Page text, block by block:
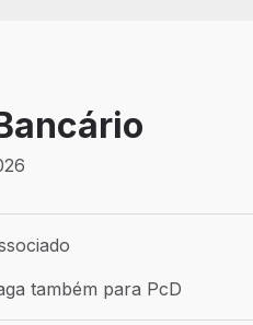
- PBvaga: Associado
também para PcD
também para PcD